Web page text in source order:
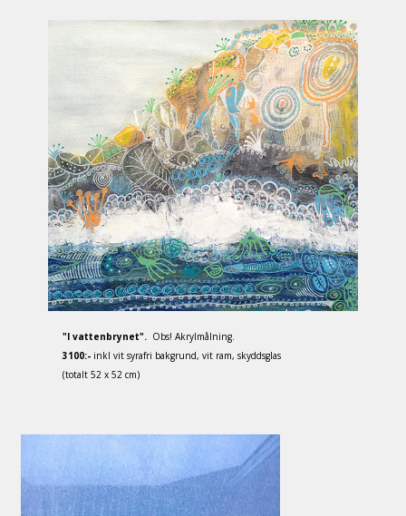
"I vattenbrynet". Obs! Akrylmålning.
3100:- inkl vit syrafri bakgrund, vit ram, skyddsglas
(totalt 52 x 52 cm)